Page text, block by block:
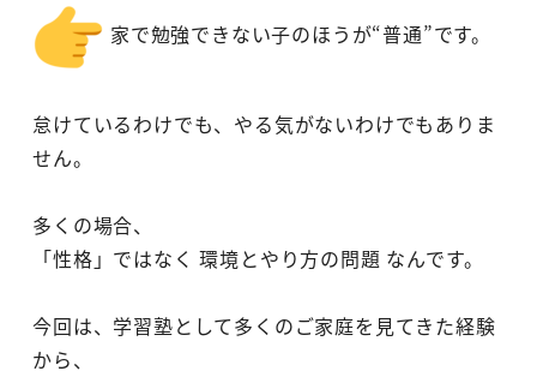
家で勉強できない子のほうが“普通”です。
怠けているわけでも、やる気がないわけでもありま
せん。
多くの場合、
「性格」ではなく 環境とやり方の問題 なんです。
今回は、学習塾として多くのご家庭を見てきた経験
から、